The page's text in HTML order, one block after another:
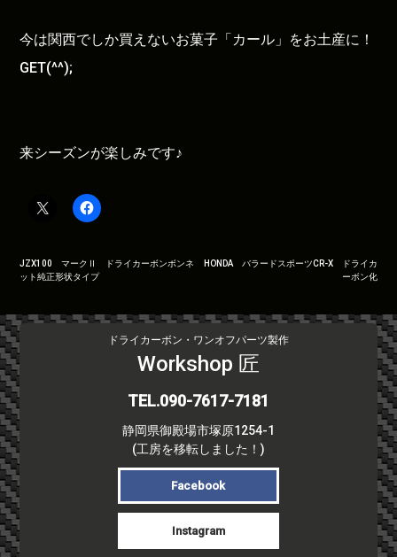
今は関西でしか買えないお菓子「カール」をお土産に！
GET(^^);
来シーズンが楽しみです♪
投
稿
ビ
ゲ
ー
シ
ョ
ン
JZX100 マークⅡ ドライカーボンボンネ
ット純正形状タイプ
HONDA バラードスポーツCR-X ドライカ
ーボン化
ドライカーボン・ワンオフパーツ製作
Workshop 匠
TEL.090-7617-7181
静岡県御殿場市塚原1254-1
(工房を移転しました！)
Facebook
Instagram